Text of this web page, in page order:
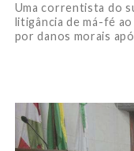
Uma correntista do
litigância de má-fé
por danos morais